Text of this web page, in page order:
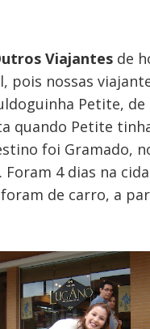
Viajantes de
pois nossas
Petite, de
quando Petite
foi Gramado,
Foram 4 dias na
de carro, a